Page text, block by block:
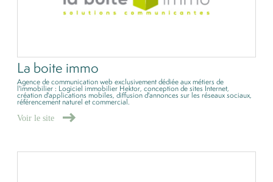
La boite immo
Agence de communication web exclusivement dédiée aux métiers de
l'immobilier : Logiciel immobilier Hektor, conception de sites Internet,
création d'applications mobiles, diffusion d'annonces sur les réseaux sociaux,
référencement naturel et commercial.
Voir le site